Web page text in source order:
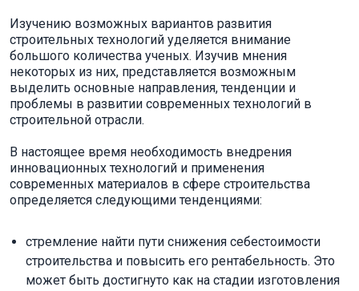
Изучению возможных вариантов развития
строительных технологий уделяется внимание
большого количества ученых. Изучив мнения
некоторых из них, представляется возможным
выделить основные направления, тенденции и
проблемы в развитии современных технологий в
строительной отрасли.
В настоящее время необходимость внедрения
инновационных технологий и применения
современных материалов в сфере строительства
определяется следующими тенденциями:
стремление найти пути снижения себестоимости
строительства и повысить его рентабельность. Это
может быть достигнуто как на стадии изготовления